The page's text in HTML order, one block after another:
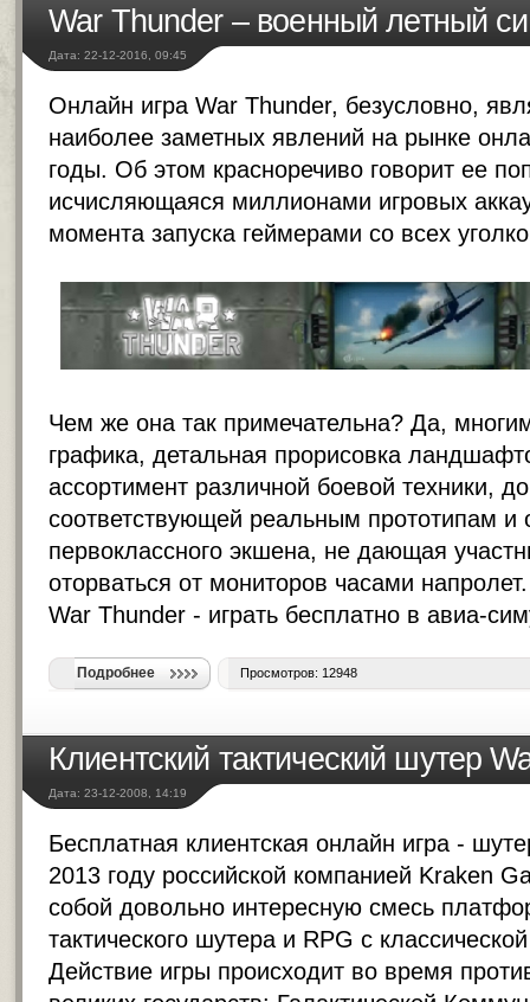
War Thunder – военный летный
Дата: 22-12-2016, 09:45
Онлайн игра War Thunder, безусловно,
наиболее заметных явлений на рынке
годы. Об этом красноречиво говорит ее
исчисляющаяся миллионами игровых
момента запуска геймерами со всех
Чем же она так примечательна? Да,
графика, детальная прорисовка
ассортимент различной боевой техники,
соответствующей реальным прототипам и
первоклассного экшена, не дающая
оторваться от мониторов часами напролет.
War Thunder - играть бесплатно в авиа-
Подробнее Просмотров: 12948
Клиентский тактический шутер
Дата: 23-12-2008, 14:19
Бесплатная клиентская онлайн игра -
2013 году российской компанией Kraken
собой довольно интересную смесь
тактического шутера и RPG с
Действие игры происходит во время